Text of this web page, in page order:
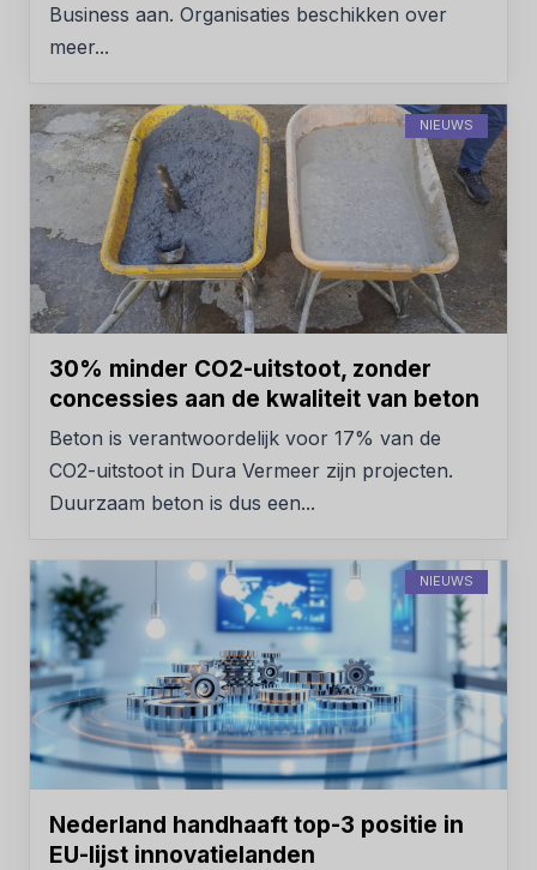
Business aan. Organisaties beschikken over
meer...
NIEUWS
30% minder CO2-uitstoot, zonder
concessies aan de kwaliteit van beton
Beton is verantwoordelijk voor 17% van de
CO2-uitstoot in Dura Vermeer zijn projecten.
Duurzaam beton is dus een...
NIEUWS
Nederland handhaaft top-3 positie in
EU-lijst innovatielanden